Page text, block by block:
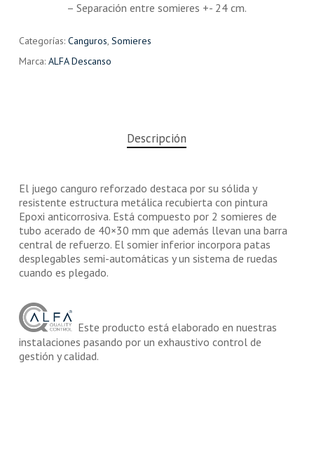
– Separación entre somieres +- 24 cm.
Categorías: Canguros, Somieres
Marca: ALFA Descanso
Descripción
El juego canguro reforzado destaca por su sólida y
resistente estructura metálica recubierta con pintura
Epoxi anticorrosiva. Está compuesto por 2 somieres de
tubo acerado de 40×30 mm que además llevan una barra
central de refuerzo. El somier inferior incorpora patas
desplegables semi-automáticas y un sistema de ruedas
cuando es plegado.
Este producto está elaborado en nuestras
instalaciones pasando por un exhaustivo control de
gestión y calidad.